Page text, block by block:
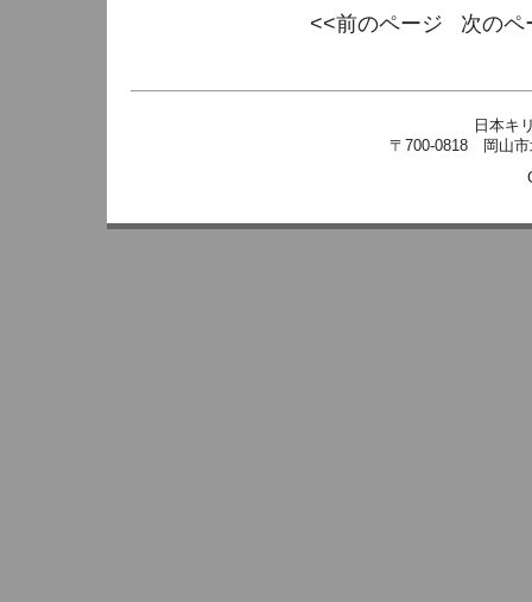
<<前のページ 次のペ
日本キ
〒700-0818 岡山市